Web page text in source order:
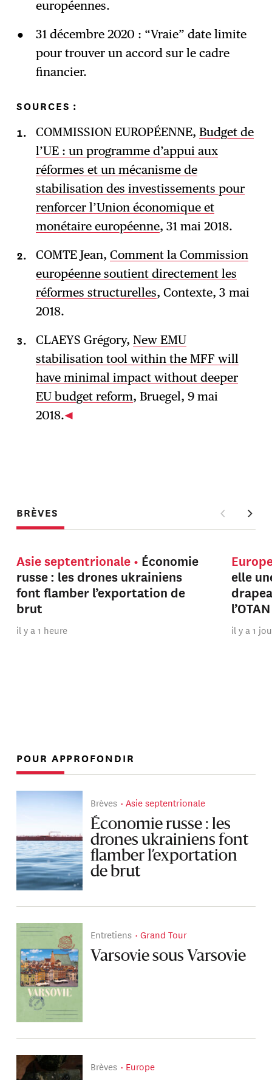
européennes.
31 décembre 2020 : “Vraie” date limite
pour trouver un accord sur le cadre
financier.
SOURCES :
COMMISSION EUROPÉENNE, Budget de
l’UE : un programme d’appui aux
réformes et un mécanisme de
stabilisation des investissements pour
renforcer l’Union économique et
monétaire européenne, 31 mai 2018.
COMTE Jean, Comment la Commission
européenne soutient directement les
réformes structurelles, Contexte, 3 mai
2018.
CLAEYS Grégory, New EMU
stabilisation tool within the MFF will
have minimal impact without deeper
EU budget reform, Bruegel, 9 mai
2018.
BRÈVES
Asie septentrionale
Économie
russe : les drones ukrainiens
font flamber l’exportation de
brut
il y a 1 heure
elle
il y a 1
POUR APPROFONDIR
Brèves Asie septentrionale
Économie russe : les
drones ukrainiens font
flamber l’exportation
de brut
Entretiens Grand Tour
Varsovie sous Varsovie
Brèves Europe